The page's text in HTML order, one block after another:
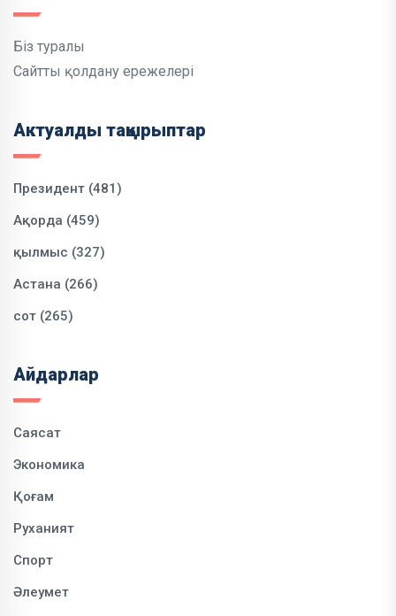
Біз туралы
Сайтты қолдану ережелері
Актуалды тақырыптар
Президент (481)
Ақорда (459)
қылмыс (327)
Астана (266)
сот (265)
Айдарлар
Саясат
Экономика
Қоғам
Руханият
Спорт
Әлеумет